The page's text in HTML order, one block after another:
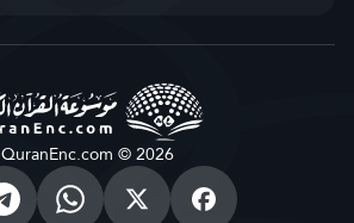
QuranEnc.com © 2026